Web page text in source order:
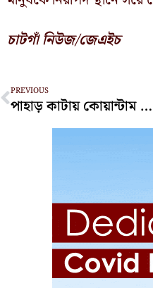
চাটগাঁ নিউজ/জেএইচ
Prev
PREVIOUS
পাহাড় কাটায় কোয়ান্টাম ফাউন্ডেশনকে ৫৫ লাখ টাকা জরিমানা